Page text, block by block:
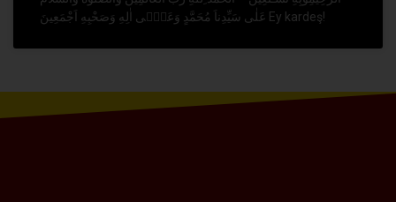
عَلٰى سَيِّدِناَ مُحَمَّدٍ وَعَلٰۤى اٰلِهِ وَصَحْبِهِ اَجْمَعِينَ Ey kardeş!